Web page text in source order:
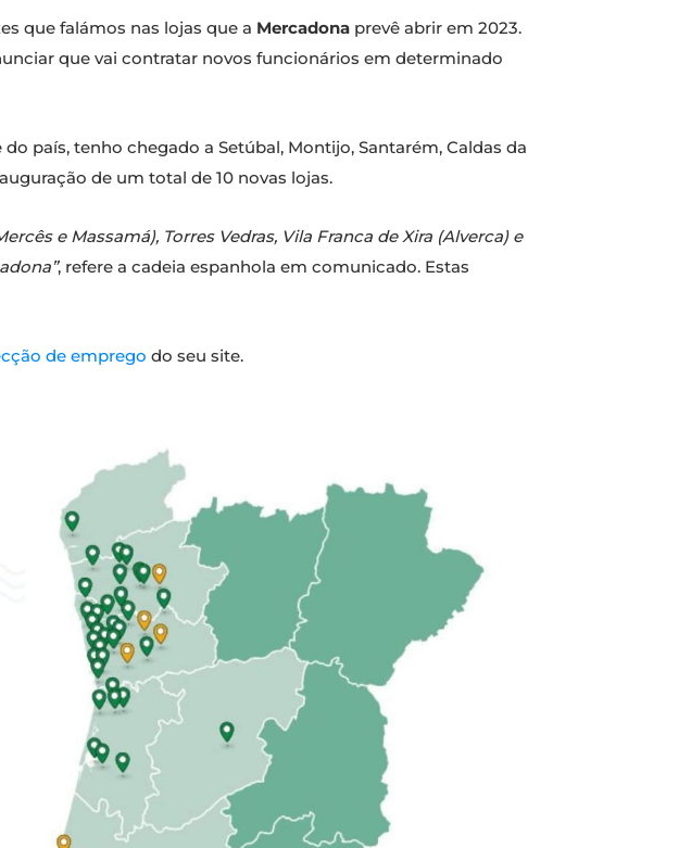
que falámos nas lojas que a Mercadona prevê abrir em 2023.
que vai contratar novos funcionários em determinado
país, tenho chegado a Setúbal, Montijo, Santarém, Caldas da
de um total de 10 novas lojas.
e Massamá), Torres Vedras, Vila Franca de Xira (Alverca) e
, refere a cadeia espanhola em comunicado. Estas
de emprego do seu site.